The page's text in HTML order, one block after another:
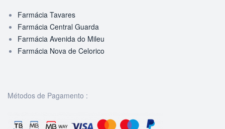
Farmácia Tavares
Farmácia Central Guarda
Farmácia Avenida do Mileu
Farmácia Nova de Celorico
Métodos de Pagamento :